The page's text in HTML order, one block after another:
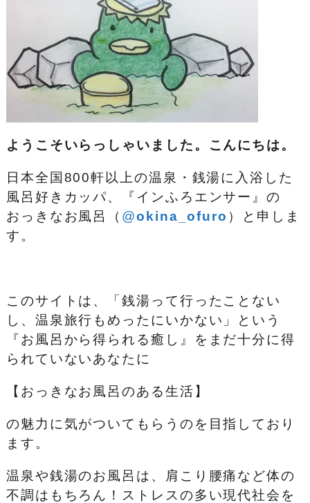
ようこそいらっしゃいました。こんにちは。
日本全国800軒以上の温泉・銭湯に入浴した
風呂好きカッパ、『インふろエンサー』の
おっきなお風呂（ @okina_ofuro ）
と申しま
す。
このサイトは、「銭湯って行ったことない
し、温泉旅行もめったにいかない」という
『お風呂から得られる癒し』をまだ十分に得
られていないあなたに
【おっきなお風呂のある生活】
の魅力に気がついてもらうのを目指しており
ます。
温泉や銭湯のお風呂は、肩こり腰痛など体の
不調はもちろん！ストレスの多い現代社会を